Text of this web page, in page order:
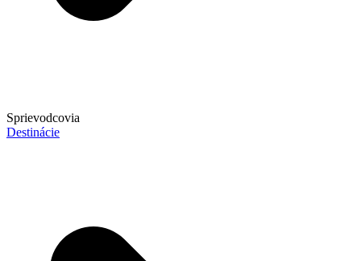
Sprievodcovia
Destinácie